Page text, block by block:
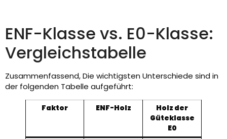
ENF-Klasse vs. E0-Klasse:
Vergleichstabelle
Zusammenfassend, Die wichtigsten Unterschiede sind in
der folgenden Tabelle aufgeführt:
Faktor ENF-Holz
Holz der
Güteklasse
E0